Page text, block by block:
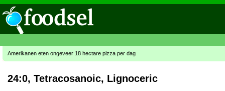
Amerikanen eten ongeveer 18 hectare pizza per dag
24:0, Tetracosanoic, Lignoceric